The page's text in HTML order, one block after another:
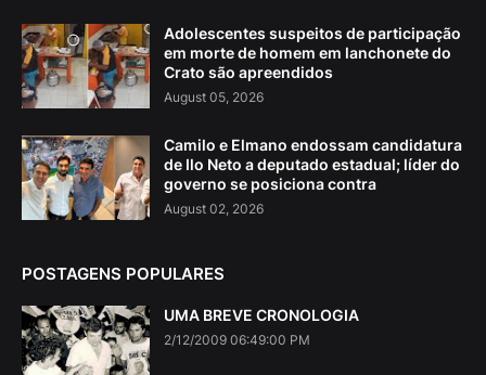
Adolescentes suspeitos de participação
em morte de homem em lanchonete do
Crato são apreendidos
August 05, 2026
Camilo e Elmano endossam candidatura
de Ilo Neto a deputado estadual; líder do
governo se posiciona contra
August 02, 2026
POSTAGENS POPULARES
UMA BREVE CRONOLOGIA
2/12/2009 06:49:00 PM